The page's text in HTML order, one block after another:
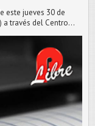
este jueves 30 de
través del Centro...